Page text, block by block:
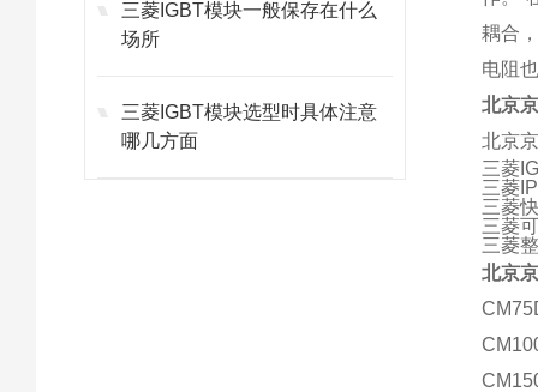
三菱IGBT模块一般保存在什么
场所
三菱IGBT模块选型时具体注意
哪几方面
耦合
电阻
北京
北京
三菱
三菱
三菱
三菱
三菱
北京